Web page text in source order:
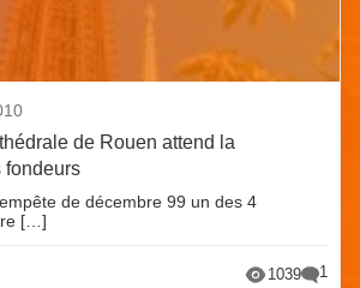
de Rouen attend la
fondeurs
de décembre 99 un des 4
[…]
1039 1